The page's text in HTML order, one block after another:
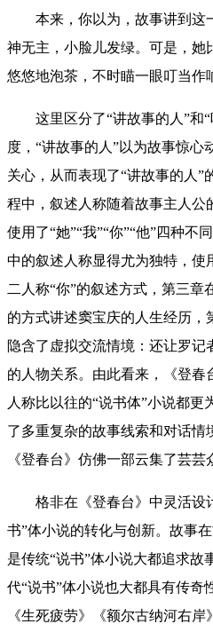
本来，你以为，故事讲到这
神无主，小脸儿发绿。可是，她
悠悠地泡茶，不时瞄一眼叮当作
这里区分了“讲故事的人”和“
度，“讲故事的人”以为故事惊心
关心，从而表现了“讲故事的人”
程中，叙述人称随着故事主人公
使用了“她”“我”“你”“他”四种不
中的叙述人称显得尤为独特，使
二人称“你”的叙述方式，第三章
的方式讲述窦宝庆的人生经历
隐含了虚拟交流情境：还让罗记
的人物关系。由此看来，《登春
人称比以往的“说书体”小说都
了多重复杂的故事线索和对话情
《登春台》仿佛一部云集了芸芸
格非在《登春台》中灵活设
书”体小说的转化与创新。故事
是传统“说书”体小说大都追求故
代“说书”体小说也大都具有传奇
《生死疲劳》《额尔古纳河右